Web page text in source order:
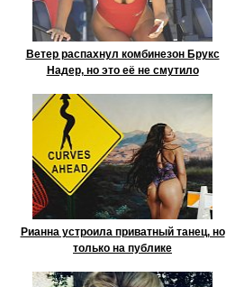
Ветер распахнул комбинезон Брукс
Надер, но это её не смутило
Рианна устроила приватный танец, но
только на публике